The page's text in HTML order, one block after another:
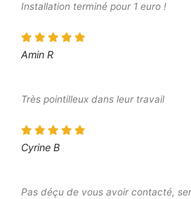
Installation terminé pour 1 euro !
Amin R
Très pointilleux dans leur travail
Cyrine B
Pas déçu de vous avoir contacté,